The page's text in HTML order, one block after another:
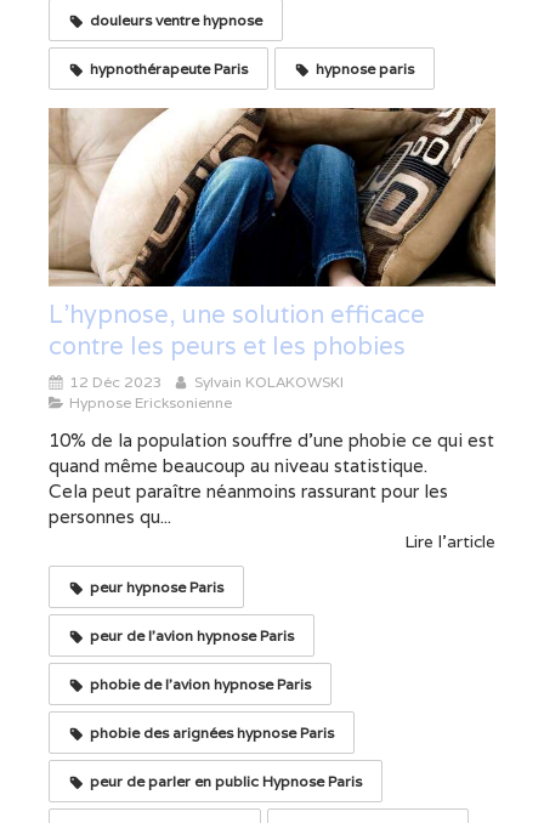
douleurs ventre hypnose
hypnothérapeute Paris hypnose paris
L'hypnose, une solution efficace
contre les peurs et les phobies
12 Déc 2023
Sylvain KOLAKOWSKI
Hypnose Ericksonienne
10% de la population souffre d’une phobie ce qui est
quand même beaucoup au niveau statistique.
Cela peut paraître néanmoins rassurant pour les
personnes qu...
Lire l'article
peur hypnose Paris
peur de l'avion hypnose Paris
phobie de l'avion hypnose Paris
phobie des arignées hypnose Paris
peur de parler en public Hypnose Paris